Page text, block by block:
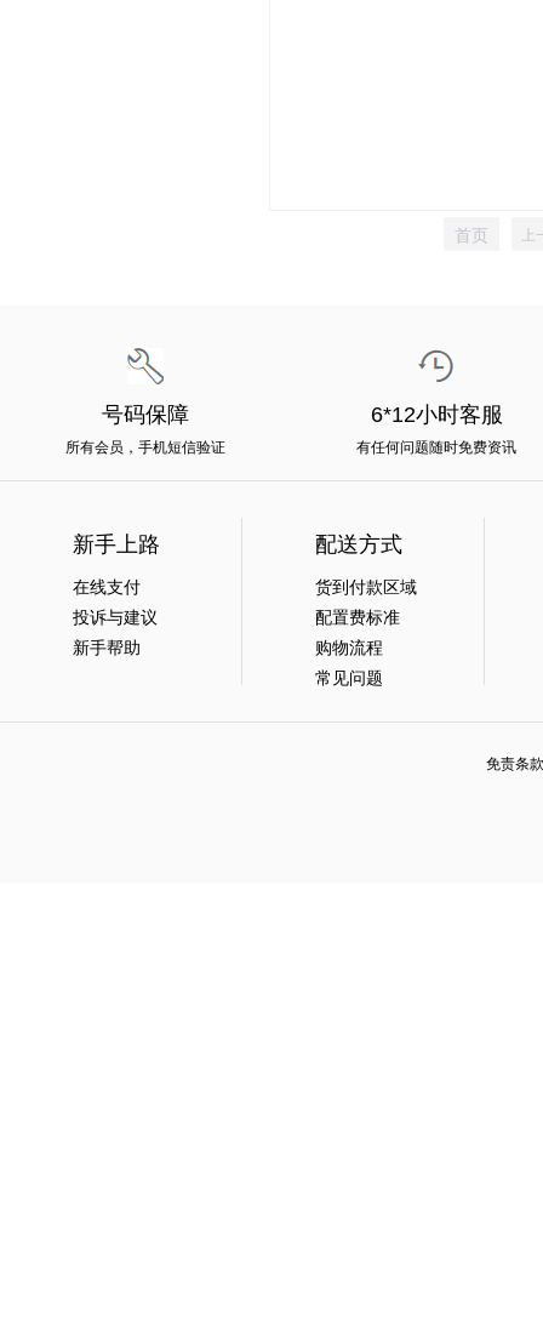
首页 上
号码保障
所有会员，手机短信验证
6*12小时客服
有任何问题随时免费资讯
新手上路
在线支付
投诉与建议
新手帮助
配送方式
货到付款区域
配置费标准
购物流程
常见问题
免责条款